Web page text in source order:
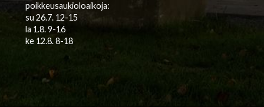
poikkeusaukioloaikoja:
su 26.7. 12-15
la 1.8. 9-16
ke 12.8. 8-18